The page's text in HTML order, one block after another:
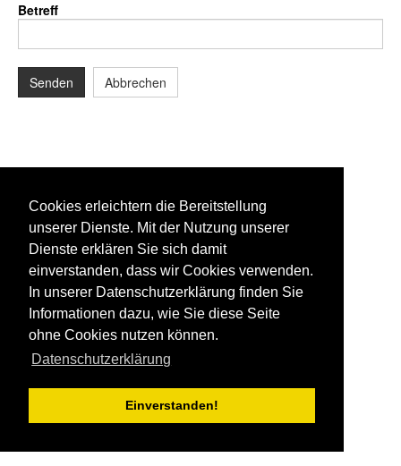
Cookies erleichtern die Bereitstellung
unserer Dienste. Mit der Nutzung unserer
Dienste erklären Sie sich damit
einverstanden, dass wir Cookies verwenden.
In unserer Datenschutzerklärung finden Sie
Informationen dazu, wie Sie diese Seite
ohne Cookies nutzen können.
Datenschutzerklärung
Einverstanden!
Betreff
Senden Abbrechen